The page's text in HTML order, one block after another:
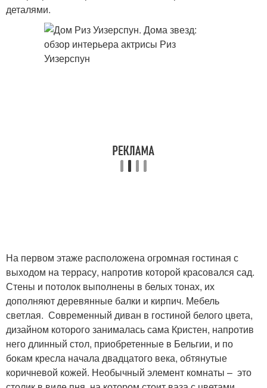
деталями.
На первом этаже расположена огромная гостиная с
выходом на террасу, напротив которой красовался сад.
Стены и потолок выполнены в белых тонах, их
дополняют деревянные балки и кирпич. Мебель
светлая. Современный диван в гостиной белого цвета,
дизайном которого занималась сама Кристен, напротив
него длинный стол, приобретенные в Бельгии, и по
бокам кресла начала двадцатого века, обтянутые
коричневой кожей. Необычный элемент комнаты – это